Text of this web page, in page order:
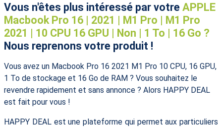
Vous n'êtes plus intéressé par votre APPLE
Macbook Pro 16 | 2021 | M1 Pro | M1 Pro
2021 | 10 CPU 16 GPU | Non | 1 To | 16 Go ?
Nous reprenons votre produit !
Vous avez un Macbook Pro 16 2021 M1 Pro 10 CPU, 16 GPU,
1 To de stockage et 16 Go de RAM ? Vous souhaitez le
revendre rapidement et sans annonce ? Alors HAPPY DEAL
est fait pour vous !
HAPPY DEAL est une plateforme qui permet aux particuliers